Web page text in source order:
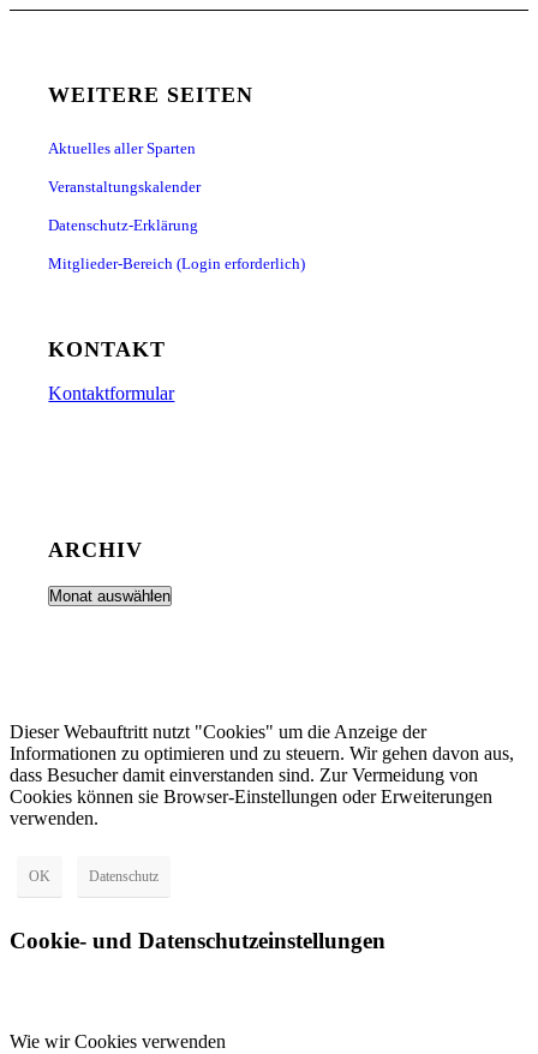
WEITERE SEITEN
Aktuelles aller Sparten
Veranstaltungskalender
Datenschutz-Erklärung
Mitglieder-Bereich (Login erforderlich)
KONTAKT
Kontaktformular
ARCHIV
Dieser Webauftritt nutzt "Cookies" um die Anzeige der
Informationen zu optimieren und zu steuern. Wir gehen davon aus,
dass Besucher damit einverstanden sind. Zur Vermeidung von
Cookies können sie Browser-Einstellungen oder Erweiterungen
verwenden.
OK Datenschutz
Cookie- und Datenschutzeinstellungen
Wie wir Cookies verwenden